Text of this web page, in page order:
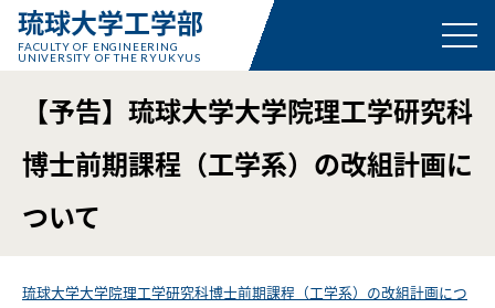
琉球大学工学部
FACULTY OF ENGINEERING
UNIVERSITY OF THE RYUKYUS
【予告】琉球大学大学院理工学研究科
博士前期課程（工学系）の改組計画に
ついて
琉球大学大学院理工学研究科博士前期課程（工学系）の改組計画につ